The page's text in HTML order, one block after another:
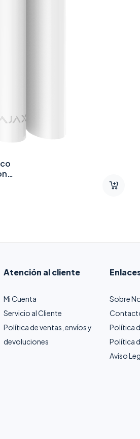
Atención al cliente
Mi Cuenta
Servicio al Cliente
Política de ventas, envíos y
devoluciones
Sobre
Política
Política
Aviso